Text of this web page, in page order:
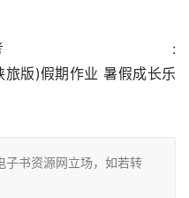
:
版)假期作业 暑假成长乐
子书资源网立场，如若转